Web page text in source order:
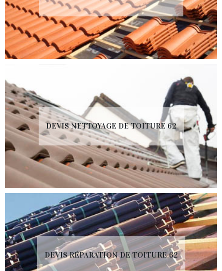
DEVIS NETTOYAGE DE TOITURE 62
DEVIS RÉPARATION DE TOITURE 62